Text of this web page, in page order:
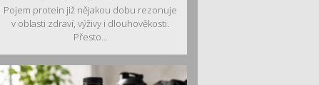
Pojem protein již nějakou dobu rezonuje
v oblasti zdraví, výživy i dlouhověkosti.
Přesto...